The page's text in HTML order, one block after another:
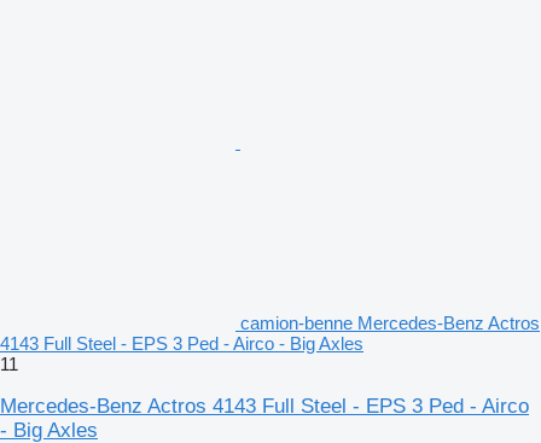
camion-benne Mercedes-Benz Actros
4143 Full Steel - EPS 3 Ped - Airco - Big Axles
11
Mercedes-Benz Actros 4143 Full Steel - EPS 3 Ped - Airco
- Big Axles